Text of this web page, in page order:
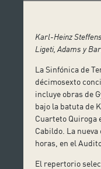
Karl-Heinz
Ligeti, Adams y
La Sinfónica de
décimosexto
incluye obras de
bajo la batuta de
Cuarteto Quiroga
Cabildo. La
horas, en el
El repertorio